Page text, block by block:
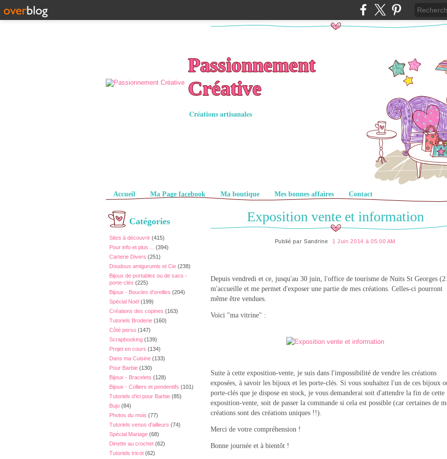
Passionnement
Créative
Créations artisanales
Pages
Accueil Ma Page facebook Ma boutique Mes bonnes affaires Contact
Catégories
Sites à découvrir (415)
Pour info et plus ...
(394)
Carterie Divers (251)
Doudous amigurumis et Cie (238)
Bijoux de portables ou de sacs -
porte-clés (225)
Bijoux - Boucles d'oreilles (204)
Spécial Noël (199)
Créations des copines (163)
Tutoriels Broderie (160)
Côté perso (147)
Scrapbooking (139)
Projet en cours (134)
Dans ma Cuisine (133)
Pour Barbie (130)
Bijoux - Bracelets (128)
Bijoux - Colliers et pendentifs (101)
Tutoriels d'ici pour Barbie (85)
Bujo (84)
Photos du mois (77)
Tutoriels venus d'ailleurs (74)
Spécial Mariage (68)
Dinette au crochet (62)
Tutoriels tricot (62)
Exposition vente et information
Publié par Sandrine 1 Juin 2014 à 05:00 AM
Depuis vendredi et ce, jusqu'au 30 juin, l'office de tourisme de Nuits St Georges
m'accueille et me permet d'exposer une partie de mes créations. Celles-ci pourront
même être vendues.
Voici "ma vitrine" :
Suite à cette exposition-vente, je suis dans l'impossibilité de vendre les créations
exposées, à savoir les bijoux et les porte-clés. Si vous souhaitez l'un de ces bijoux
porte-clés que je dispose en stock, je vous demanderai soit d'attendre la fin de cette
exposition-vente, soit de passer la commande si cela est possible (car certaines de
créations sont des créations uniques !!).
Merci de votre compréhension !
Bonne journée et à bientôt !